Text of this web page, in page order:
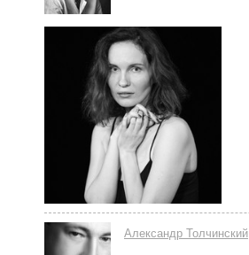
Александр Толчинский